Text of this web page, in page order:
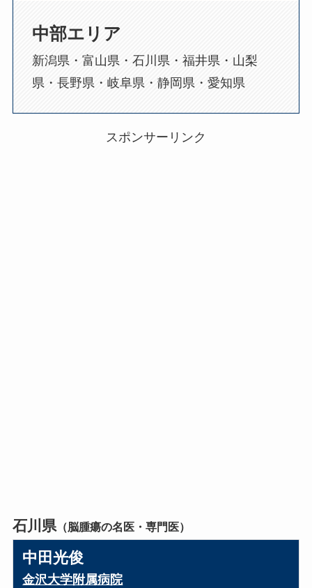
中部エリア
新潟県・富山県・石川県・福井県・山梨
県・長野県・岐阜県・静岡県・愛知県
スポンサーリンク
石川県（脳腫瘍の名医・専門医）
中田光俊
金沢大学附属病院